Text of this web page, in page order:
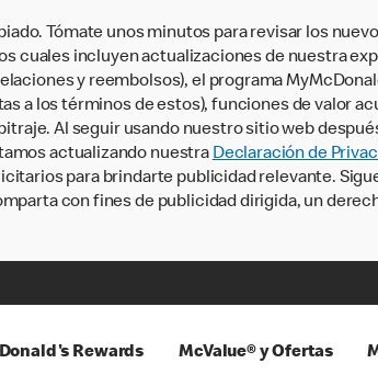
Tómate unos minutos para revisar los
cuales incluyen actualizaciones de nuestra
y reembolsos), el programa
a los términos de estos), funciones de valor
Al seguir usando nuestro sitio web
actualizando nuestra Declaración de
para brindarte publicidad relevante.
con fines de publicidad dirigida, un
Rewards McValue® y Ofertas